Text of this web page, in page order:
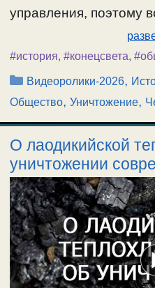
управления, поэтому
#история, #конецсвета,
Рубрики
Видеоролики-2026,
Общество, Уничтожение,
О лаодикийской
уничтожении